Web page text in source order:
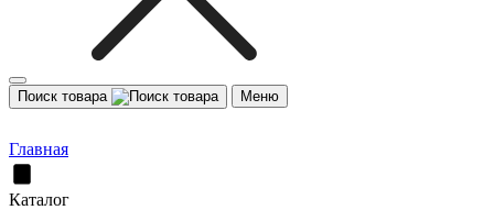
Поиск товара Меню
Главная
Каталог